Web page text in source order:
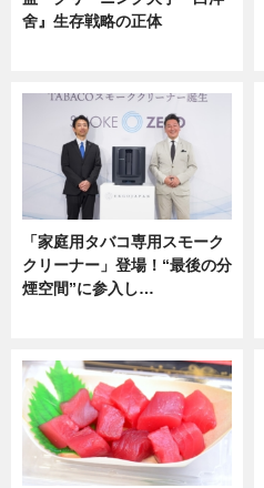
舍』生存戦略の正体
「家庭用タバコ専用スモーク
クリーナー」登場！“最後の分
煙空間”に参入し…